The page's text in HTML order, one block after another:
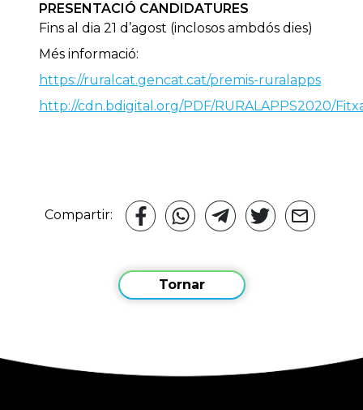
PRESENTACIÓ CANDIDATURES
Fins al dia 21 d’agost (inclosos ambdós dies)
Més informació:
https://ruralcat.gencat.cat/premis-ruralapps
http://cdn.bdigital.org/PDF/RURALAPPS2020/
Compartir:
Tornar